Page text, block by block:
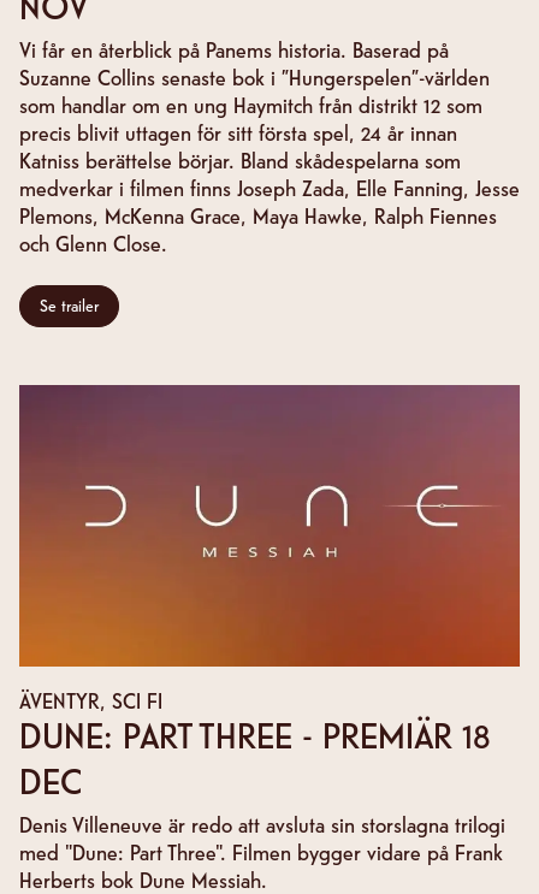
Vi får en återblick på Panems historia. Baserad på
Suzanne Collins senaste bok i ”Hungerspelen”-världen
som handlar om en ung Haymitch från distrikt 12 som
precis blivit uttagen för sitt första spel, 24 år innan
Katniss berättelse börjar. Bland skådespelarna som
medverkar i filmen finns Joseph Zada, Elle Fanning, Jesse
Plemons, McKenna Grace, Maya Hawke, Ralph Fiennes
och Glenn Close.
Se trailer
ÄVENTYR, SCI FI
DUNE: PART THREE - PREMIÄR 18
DEC
Denis Villeneuve är redo att avsluta sin storslagna trilogi
med "Dune: Part Three". Filmen bygger vidare på Frank
Herberts bok Dune Messiah.